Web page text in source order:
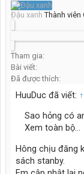
Đậu xanh Thành viên
Tham gia:
Bài viết:
Đã được thích:
HuuDuc đã viết: ↑
Sao hỏng có
Xem toàn bộ...
Hông chịu đăng
sách stanby.